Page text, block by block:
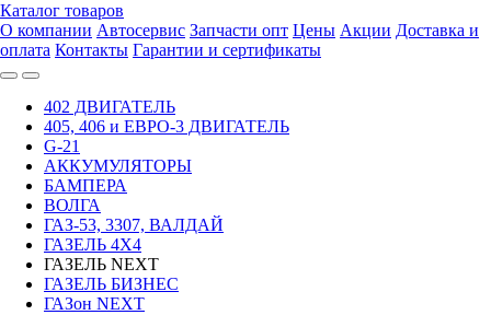
Каталог товаров
О компании Автосервис Запчасти опт Цены Акции Доставка и
оплата Контакты Гарантии и сертификаты
402 ДВИГАТЕЛЬ
405, 406 и ЕВРО-3 ДВИГАТЕЛЬ
G-21
АККУМУЛЯТОРЫ
БАМПЕРА
ВОЛГА
ГАЗ-53, 3307, ВАЛДАЙ
ГАЗЕЛЬ 4Х4
ГАЗЕЛЬ NEXT
ГАЗЕЛЬ БИЗНЕС
ГАЗон NEXT